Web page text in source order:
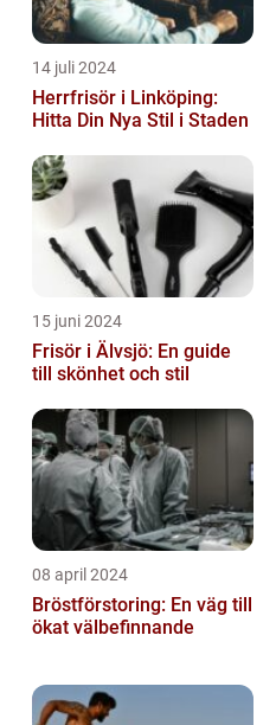
14 juli 2024
Herrfrisör i Linköping:
Hitta Din Nya Stil i Staden
15 juni 2024
Frisör i Älvsjö: En guide
till skönhet och stil
08 april 2024
Bröstförstoring: En väg till
ökat välbefinnande